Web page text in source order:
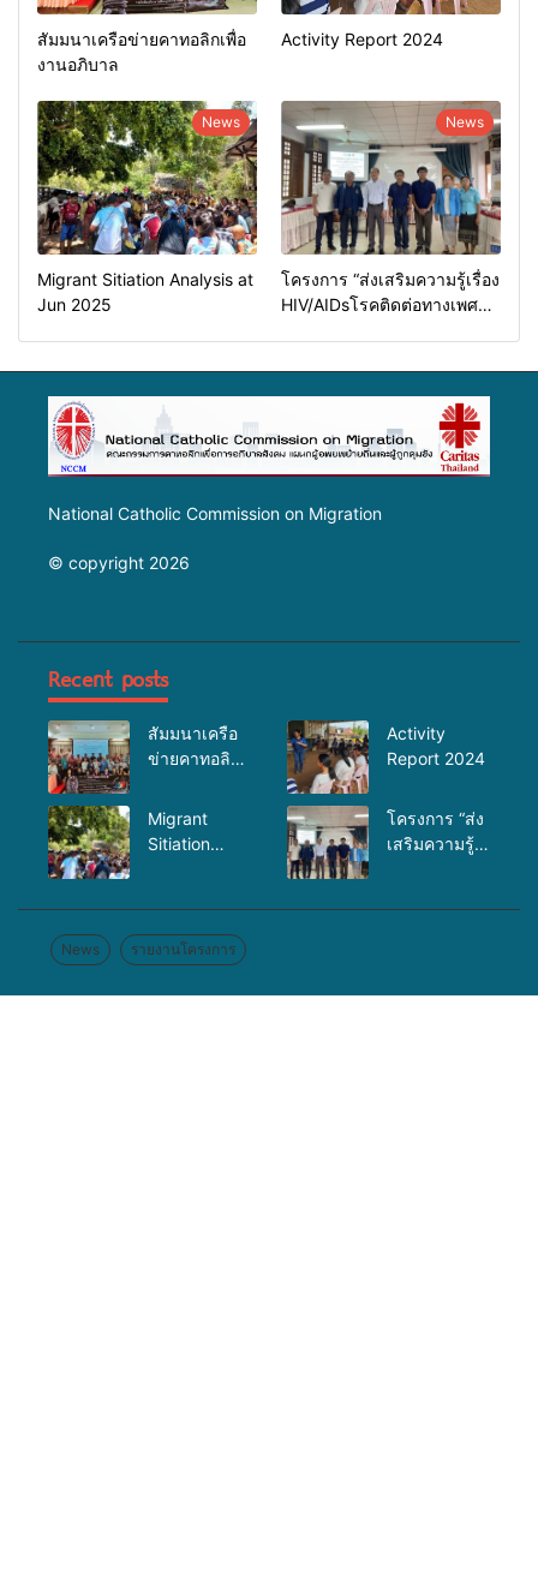
สัมมนาเครือข่ายคาทอลิกเพื่อ
งานอภิบาล
Activity Report 2024
News
Migrant Sitiation Analysis at
Jun 2025
News
โครงการ “ส่งเสริมความรู้เรื่อง
HIV/AIDsโรคติดต่อทางเพศ
National Catholic Commission on Migration
© copyright 2026
Recent posts
สัมมนาเครือ
ข่ายคาทอลิก
อภิบาล
Activity
Report 2024
Migrant
Sitiation
โครงการ “ส่ง
เสริมความรู้
การค้ามนุษย์”
News รายงานโครงการ